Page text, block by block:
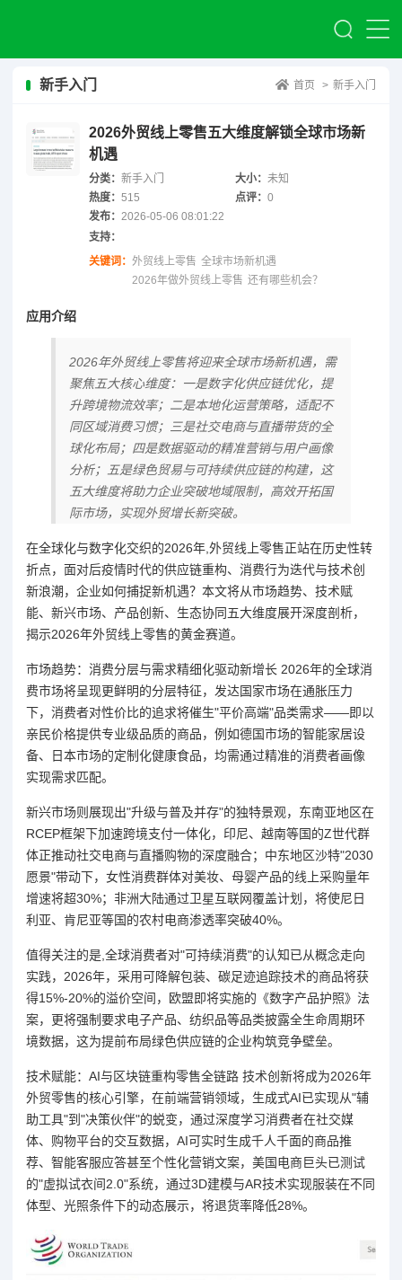
新手入门 首页 > 新手入门
2026外贸线上零售五大维度解锁全球市场新
机遇
分类： 新手入门 大小：未知
热度： 515 点评：0
发布： 2026-05-06 08:01:22
支持：
关键词： 外贸线上零售 全球市场新机遇
2026年做外贸线上零售 还有哪些机会？
应用介绍
2026年外贸线上零售将迎来全球市场新机遇，需
聚焦五大核心维度：一是数字化供应链优化，提
升跨境物流效率；二是本地化运营策略，适配不
同区域消费习惯；三是社交电商与直播带货的全
球化布局；四是数据驱动的精准营销与用户画像
分析；五是绿色贸易与可持续供应链的构建，这
五大维度将助力企业突破地域限制，高效开拓国
际市场，实现外贸增长新突破。
在全球化与数字化交织的2026年,外贸线上零售正站在历史性转
折点，面对后疫情时代的供应链重构、消费行为迭代与技术创
新浪潮，企业如何捕捉新机遇？本文将从市场趋势、技术赋
能、新兴市场、产品创新、生态协同五大维度展开深度剖析，
揭示2026年外贸线上零售的黄金赛道。
市场趋势：消费分层与需求精细化驱动新增长 2026年的全球消
费市场将呈现更鲜明的分层特征，发达国家市场在通胀压力
下，消费者对性价比的追求将催生"平价高端"品类需求——即以
亲民价格提供专业级品质的商品，例如德国市场的智能家居设
备、日本市场的定制化健康食品，均需通过精准的消费者画像
实现需求匹配。
新兴市场则展现出"升级与普及并存"的独特景观，东南亚地区在
RCEP框架下加速跨境支付一体化，印尼、越南等国的Z世代群
体正推动社交电商与直播购物的深度融合；中东地区沙特"2030
愿景"带动下，女性消费群体对美妆、母婴产品的线上采购量年
增速将超30%；非洲大陆通过卫星互联网覆盖计划，将使尼日
利亚、肯尼亚等国的农村电商渗透率突破40%。
值得关注的是,全球消费者对"可持续消费"的认知已从概念走向
实践，2026年，采用可降解包装、碳足迹追踪技术的商品将获
得15%-20%的溢价空间，欧盟即将实施的《数字产品护照》法
案，更将强制要求电子产品、纺织品等品类披露全生命周期环
境数据，这为提前布局绿色供应链的企业构筑竞争壁垒。
技术赋能：AI与区块链重构零售全链路 技术创新将成为2026年
外贸零售的核心引擎，在前端营销领域，生成式AI已实现从"辅
助工具"到"决策伙伴"的蜕变，通过深度学习消费者在社交媒
体、购物平台的交互数据，AI可实时生成千人千面的商品推
荐、智能客服应答甚至个性化营销文案，美国电商巨头已测试
的"虚拟试衣间2.0"系统，通过3D建模与AR技术实现服装在不同
体型、光照条件下的动态展示，将退货率降低28%。